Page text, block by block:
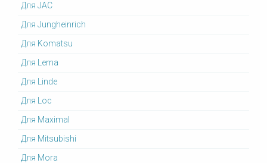
Для JAC
Для Jungheinrich
Для Komatsu
Для Lema
Для Linde
Для Loc
Для Maximal
Для Mitsubishi
Для Mora